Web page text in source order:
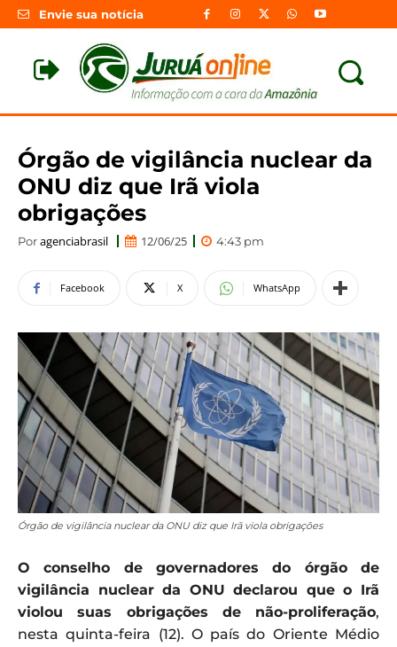
Envie sua notícia
Órgão de vigilância nuclear da
ONU diz que Irã viola
obrigações
Poragenciabrasil 12/06/25 4:43 pm
Facebook X WhatsApp
Órgão de vigilância nuclear da ONU diz que Irã viola obrigações
O conselho de governadores do órgão de
vigilância nuclear da ONU declarou que o Irã
violou suas obrigações de não-proliferação,
nesta quinta-feira (12). O país do Oriente Médio